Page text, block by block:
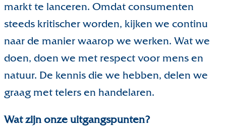
markt te lanceren. Omdat consumenten
steeds kritischer worden, kijken we continu
naar de manier waarop we werken. Wat we
doen, doen we met respect voor mens en
natuur. De kennis die we hebben, delen we
graag met telers en handelaren.
Wat zijn onze uitgangspunten?